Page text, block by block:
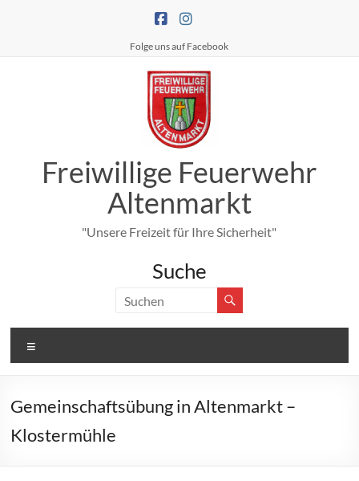
Folge uns auf Facebook
Freiwillige Feuerwehr
Altenmarkt
"Unsere Freizeit für Ihre Sicherheit"
Suche
Gemeinschaftsübung in Altenmarkt –
Klostermühle